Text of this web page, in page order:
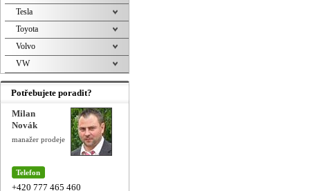
Tesla
Toyota
Volvo
VW
Potřebujete poradit?
Milan
Novák
manažer prodeje
Telefon
+420 777 465 460